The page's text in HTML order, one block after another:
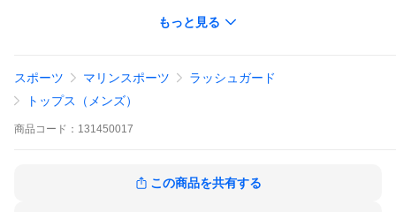
山、海、川、プール、海水浴、旅行の移動時や車内、キャンプ、
■素材
ポリエステル 85%・ポリウレタン 15%※伸縮性に優れた素材で
す
もっと見る
スポーツ マリンスポーツ
ラッシュガード
トップス（メンズ）
商品 コード： 131450017
この商品を共有する